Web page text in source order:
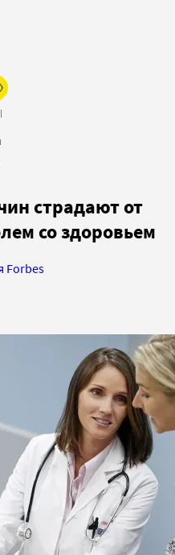
страдают от
со здоровьем
Forbes